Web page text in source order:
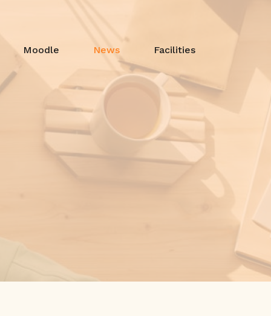
Moodle News Facilities